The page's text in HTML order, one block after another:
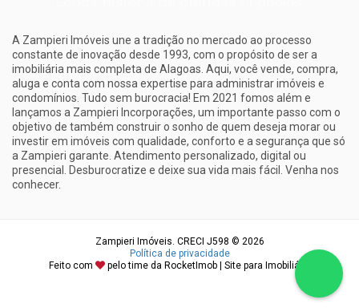
A Zampieri Imóveis une a tradição no mercado ao processo
constante de inovação desde 1993, com o propósito de ser a
imobiliária mais completa de Alagoas. Aqui, você vende, compra,
aluga e conta com nossa expertise para administrar imóveis e
condomínios. Tudo sem burocracia! Em 2021 fomos além e
lançamos a Zampieri Incorporações, um importante passo com o
objetivo de também construir o sonho de quem deseja morar ou
investir em imóveis com qualidade, conforto e a segurança que só
a Zampieri garante. Atendimento personalizado, digital ou
presencial. Desburocratize e deixe sua vida mais fácil. Venha nos
conhecer.
Zampieri Imóveis. CRECI J598 © 2026
Política de privacidade
Feito com
pelo time da RocketImob | Site para Imobiliária